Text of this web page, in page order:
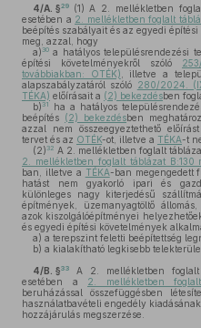
4/A. §29 (1) A 2. mellékletben
esetében a 2. mellékletben foglalt
beépítés szabályait és az egyedi
meg, azzal, hogy
a) 30 a hatályos településrendezési
építési követelményekről szóló
továbbiakban: OTÉK) , illetve a
alapszabályzatáról szóló 280/2024.
TÉKA) előírásait a (2) bekezdésben
b) 31 ha a hatályos
beépítés (2) bekezdésben
azzal nem összeegyeztethető
tervet és az OTÉK-ot, illetve a TÉKA-t
(2) 32 A 2. mellékletben foglalt
2. mellékletben foglalt táblázat B:130
ban, illetve a TÉKA-ban megengedett
hatást nem gyakorló ipari és
különleges nagy kiterjedésű
építmények, üzemanyagtöltő
azok kiszolgálóépítményei
és egyedi építési követelmények
a) a terepszint feletti beépítettség
b) a kialakítható legkisebb
4/B. §33
A 2. mellékletben
esetében a 2. mellékletben
beruházással összefüggésben
használatbavételi engedély
hozzájárulás megszerzése.